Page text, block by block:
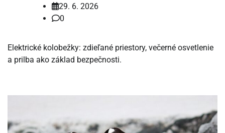
29. 6. 2026
0
Elektrické kolobežky: zdieľané priestory, večerné osvetlenie
a prilba ako základ bezpečnosti.